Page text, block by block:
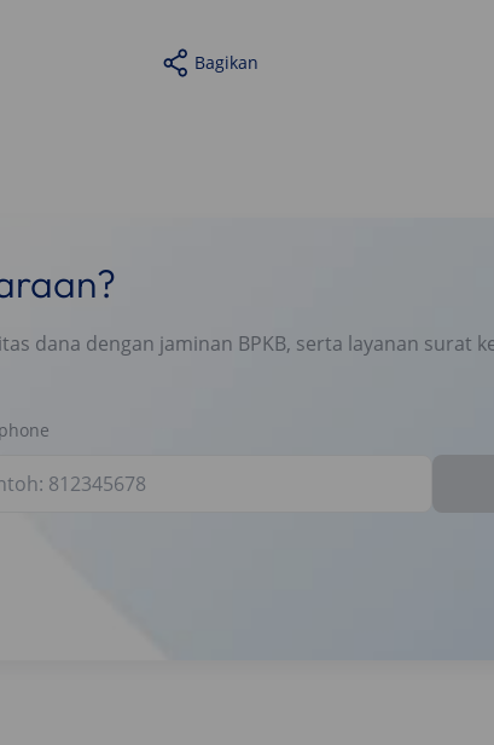
Bagikan
dana dengan jaminan BPKB, serta layanan surat